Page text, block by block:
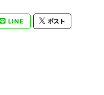
LINE ポスト